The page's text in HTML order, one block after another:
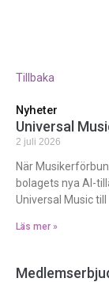
Tillbaka
Nyheter
Universal
2 juli 2026
När
bolagets nya AI-
Universal Music till
Läs mer »